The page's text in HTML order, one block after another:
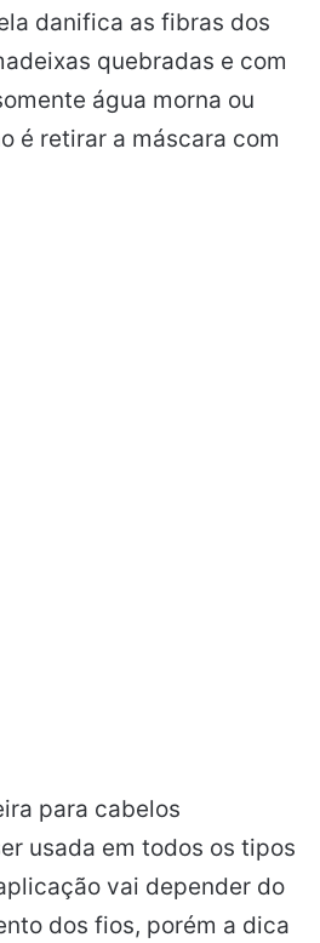
danifica as fibras dos
quebradas e com
água morna ou
é retirar a máscara com
para cabelos
usada em todos os tipos
vai depender do
dos fios, porém a dica